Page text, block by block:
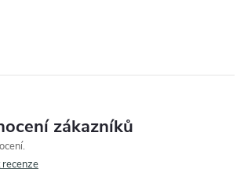
zákazníků